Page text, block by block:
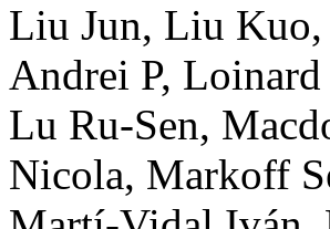
Liu Jun, Liu Kuo,
Andrei P, Loinard
Lu Ru-Sen,
Nicola, Markoff